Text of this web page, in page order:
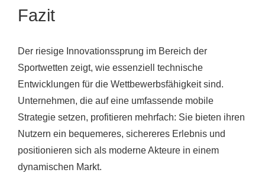
Fazit
Der riesige Innovationssprung im Bereich der
Sportwetten zeigt, wie essenziell technische
Entwicklungen für die Wettbewerbsfähigkeit sind.
Unternehmen, die auf eine umfassende mobile
Strategie setzen, profitieren mehrfach: Sie bieten ihren
Nutzern ein bequemeres, sichereres Erlebnis und
positionieren sich als moderne Akteure in einem
dynamischen Markt.